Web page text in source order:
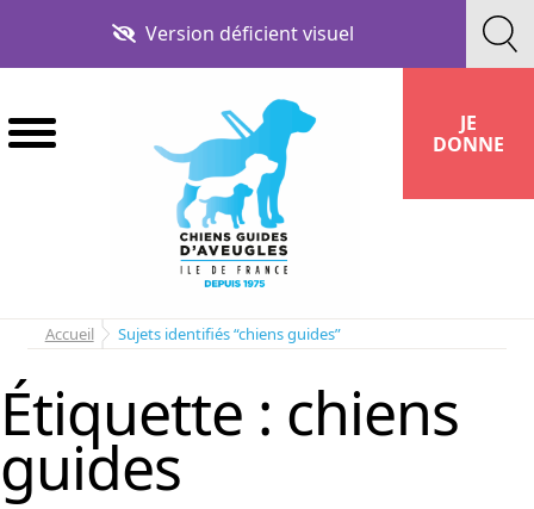
la
contenu
Version déficient visuel
JE
DONNE
Accueil Sujets identifiés “chiens guides”
Étiquette : chiens
guides